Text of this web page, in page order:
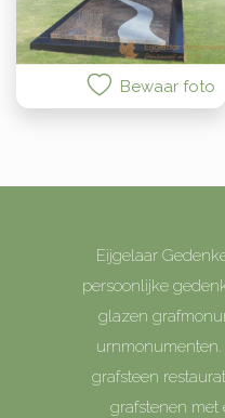
Bewaar foto
Eijgelaar
persoonlijke
glazen
grafsteen
grafstenen met